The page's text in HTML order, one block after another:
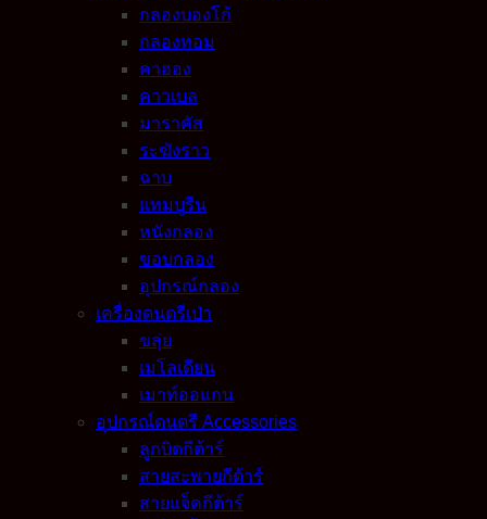
กลองบองโก้
กลองทอม
คาฮอง
คาวเบล
มาราคัส
ระฆังราว
ฉาบ
แทมบูรีน
หนังกลอง
ขอบกลอง
อุปกรณ์กลอง
เครื่องดนตรีเป่า
ขลุ่ย
เมโลเดียน
เมาท์ออแกน
อุปกรณ์ดนตรี Accessories
ลูกบิดกีต้าร์
สายสะพายกีต้าร์
สายแจ็คกีต้าร์